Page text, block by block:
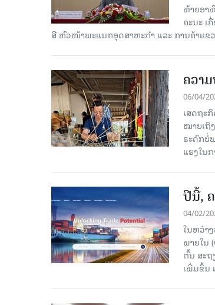
ທ້າຍອາ
ຄະນະ ເ
ສີ ຫົວໜ້າພະແນກອຸດສາຫະກຳ ແລະ ການຄ້າແ
ຄວາ
06/04/
ເສດຖະ
ໝາຍເຖິ
ຣະດົກບໍ່
ແຮງໃນ
ປີນີ້,
04/02/
ໃນຫວ່າ
ພາຍໃນ
ຕົ້ນ ສະຖ
ເພີ່ມຂຶ້ນ